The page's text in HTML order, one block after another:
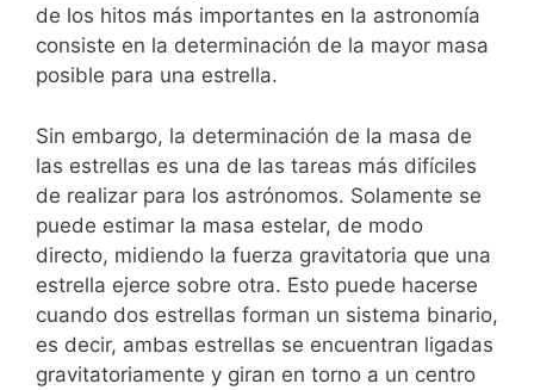
de los hitos más importantes en la astronomía
consiste en la determinación de la mayor masa
posible para una estrella.
Sin embargo, la determinación de la masa de
las estrellas es una de las tareas más difíciles
de realizar para los astrónomos. Solamente se
puede estimar la masa estelar, de modo
directo, midiendo la fuerza gravitatoria que una
estrella ejerce sobre otra. Esto puede hacerse
cuando dos estrellas forman un sistema binario,
es decir, ambas estrellas se encuentran ligadas
gravitatoriamente y giran en torno a un centro